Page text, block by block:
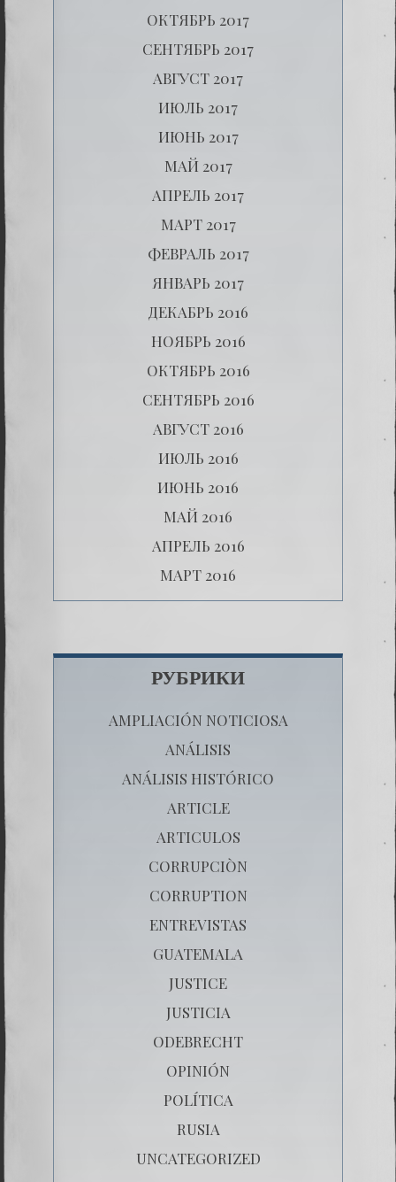
ОКТЯБРЬ 2017
СЕНТЯБРЬ 2017
АВГУСТ 2017
ИЮЛЬ 2017
ИЮНЬ 2017
МАЙ 2017
АПРЕЛЬ 2017
МАРТ 2017
ФЕВРАЛЬ 2017
ЯНВАРЬ 2017
ДЕКАБРЬ 2016
НОЯБРЬ 2016
ОКТЯБРЬ 2016
СЕНТЯБРЬ 2016
АВГУСТ 2016
ИЮЛЬ 2016
ИЮНЬ 2016
МАЙ 2016
АПРЕЛЬ 2016
МАРТ 2016
РУБРИКИ
AMPLIACIÓN NOTICIOSA
ANÁLISIS
ANÁLISIS HISTÓRICO
ARTICLE
ARTICULOS
CORRUPCIÒN
CORRUPTION
ENTREVISTAS
GUATEMALA
JUSTICE
JUSTICIA
ODEBRECHT
OPINIÓN
POLÍTICA
RUSIA
UNCATEGORIZED